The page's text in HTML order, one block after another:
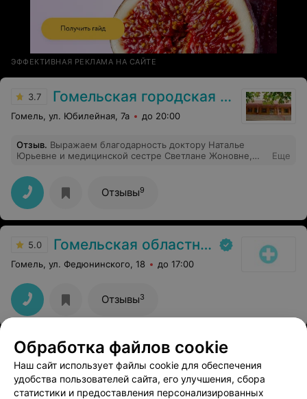
ЭФФЕКТИВНАЯ РЕКЛАМА НА САЙТЕ
3.7 Гомельская городская клиническая поликлиника №7
Гомель, ул. Юбилейная, 7а до 20:00
Отзыв. Выражаем благодарность доктору Наталье
Юрьевне и медицинской сестре Светлане Жоновне,
принимают пациентов , подберут нужное лечение и
поддержат морально. Огромное спасибо таким
профессионалам . Всего самого наилучшего
Еще
Отзывы9
5.0 Гомельская областная инфекционная клиническая больница
Гомель, ул. Федюнинского, 18 до 17:00
Отзывы3
Обработка файлов cookie
Наш сайт использует файлы cookie для обеспечения
удобства пользователей сайта, его улучшения, сбора
статистики и предоставления персонализированных